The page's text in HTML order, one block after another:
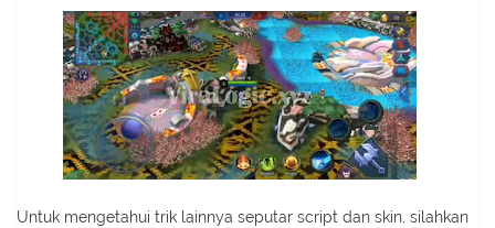
Untuk mengetahui trik lainnya seputar script dan skin, silahkan